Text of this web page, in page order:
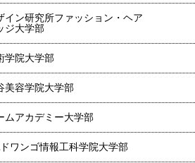
イン研究所ファッション・ヘア
ジ大学部
学院大学部
美容学院大学部
ムアカデミー大学部
ワンゴ情報工科学院大学部